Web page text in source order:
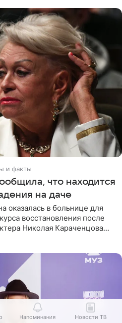
и факты
что находится
на даче
оказалась в больнице для
восстановления после
Николая Караченцова
Напоминания Новости ТВ